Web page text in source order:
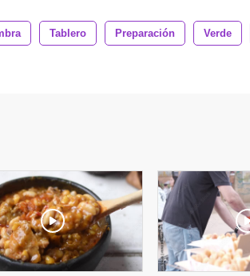
Tablero Preparación Verde